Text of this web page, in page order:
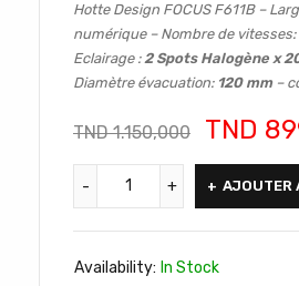
Hotte Design FOCUS F611B –
numérique – Nombre de vitesses:
Eclairage :2 Spots Halogène x
Diamètre évacuation: 120 mm –
TND1.150,000 TND
AJOUTER
Availability: In Stock